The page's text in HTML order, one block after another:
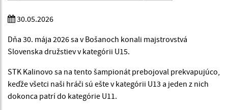
30.05.2026
Dňa 30. mája 2026 sa v Bošanoch konali majstrovstvá
Slovenska družstiev v kategórii U15.
STK Kalinovo sa na tento šampionát prebojoval prekvapujúco,
keďže všetci naši hráči sú ešte v kategórii U13 a jeden z nich
dokonca patrí do kategórie U11.